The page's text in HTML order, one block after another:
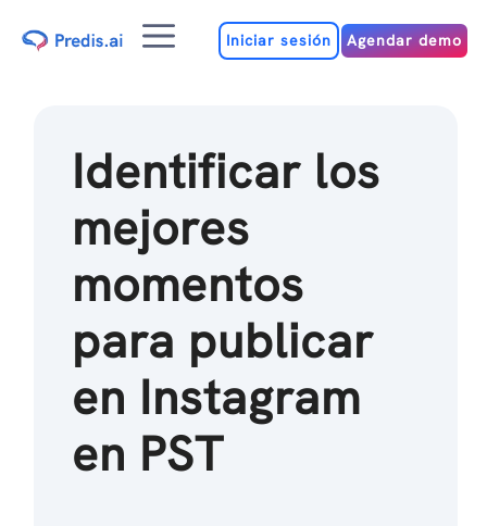
MenúIniciar sesión Agendar demo
Identificar los
mejores
momentos
para publicar
en Instagram
en PST